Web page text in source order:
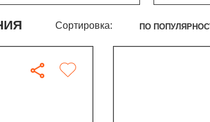
Сортировка: ПО